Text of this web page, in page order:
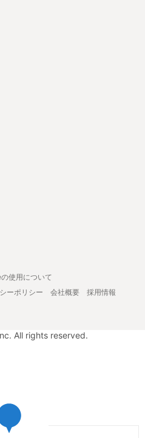
使用について
ーポリシー 会社概要
採用情報
All rights reserved.